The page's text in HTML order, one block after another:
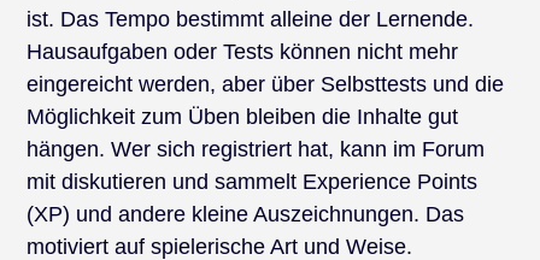
ist. Das Tempo bestimmt alleine der Lernende.
Hausaufgaben oder Tests können nicht mehr
eingereicht werden, aber über Selbsttests und die
Möglichkeit zum Üben bleiben die Inhalte gut
hängen. Wer sich registriert hat, kann im Forum
mit diskutieren und sammelt Experience Points
(XP) und andere kleine Auszeichnungen. Das
motiviert auf spielerische Art und Weise.